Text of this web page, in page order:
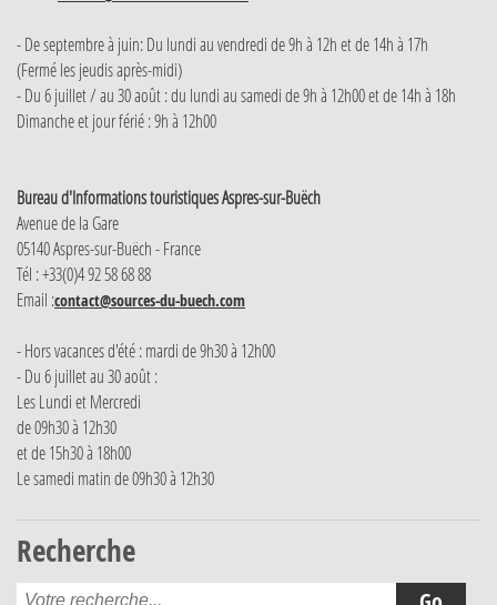
- De septembre à juin: Du lundi au vendredi de 9h à 12h et de 14h à 17h
(Fermé les jeudis après-midi)
- Du 6 juillet / au 30 août : du lundi au samedi de 9h à 12h00 et de 14h à 18h
Dimanche et jour férié : 9h à 12h00
Bureau d'Informations touristiques Aspres-sur-Buëch
Avenue de la Gare
05140 Aspres-sur-Buëch - France
Tél : +33(0)4 92 58 68 88
Email :contact@sources-du-buech.com
- Hors vacances d'été : mardi de 9h30 à 12h00
- Du 6 juillet au 30 août :
Les Lundi et Mercredi
de 09h30 à 12h30
et de 15h30 à 18h00
Le samedi matin de 09h30 à 12h30
Recherche